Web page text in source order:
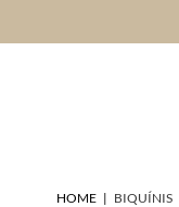
HOME | BIQUÍNIS